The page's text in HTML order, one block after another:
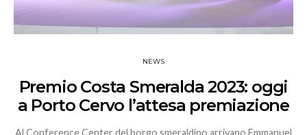
NEWS
Premio Costa Smeralda 2023: oggi
a Porto Cervo l’attesa premiazione
Al Conference Center del borgo smeraldino arrivano Emmanuel